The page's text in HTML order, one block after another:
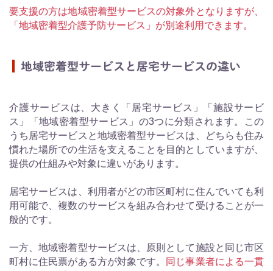
要支援の方は地域密着型サービスの対象外となりますが、
「地域密着型介護予防サービス」が別途利用できます。
地域密着型サービスと居宅サービスの違い
介護サービスは、大きく「居宅サービス」「施設サービ
ス」「地域密着型サービス」の3つに分類されます。この
うち居宅サービスと地域密着型サービスは、どちらも住み
慣れた場所での生活を支えることを目的としていますが、
提供の仕組みや対象に違いがあります。
居宅サービスは、利用者がどの市区町村に住んでいても利
用可能で、複数のサービスを組み合わせて受けることが一
般的です。
一方、地域密着型サービスは、原則として施設と同じ市区
町村に住民票がある方が対象です。
同じ事業者による一貫